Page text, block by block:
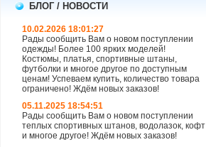
БЛОГ / НОВОСТИ
10.02.2026 18:01:27
Рады сообщить Вам о новом поступлении
одежды! Более 100 ярких моделей!
Костюмы, платья, спортивные штаны,
футболки и многое другое по доступным
ценам! Успеваем купить, количество товара
ограничено! Ждём новых заказов!
05.11.2025 18:54:51
Рады сообщить Вам о новом поступлении
теплых спортивных штанов, водолазок, кофт
и многое другое! Ждём новых заказов!